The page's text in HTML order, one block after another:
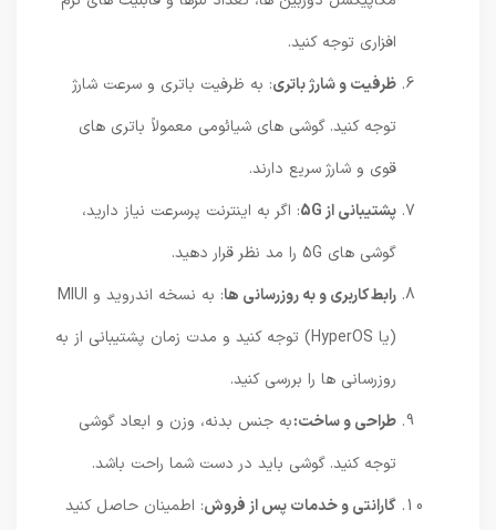
افزاری توجه کنید.
ظرفیت و شارژ باتری: به ظرفیت باتری و سرعت شارژ
توجه کنید. گوشی های شیائومی معمولاً باتری های
قوی و شارژ سریع دارند.
پشتیبانی از 5G
: اگر به اینترنت پرسرعت نیاز دارید،
گوشی های 5G را مد نظر قرار دهید.
رابط کاربری و به روزرسانی ها
: به نسخه اندروید و MIUI
(یا HyperOS) توجه کنید و مدت زمان پشتیبانی از به
روزرسانی ها را بررسی کنید.
طراحی و ساخت:به جنس بدنه، وزن و ابعاد گوشی
توجه کنید. گوشی باید در دست شما راحت باشد.
گارانتی و خدمات پس از فروش : اطمینان حاصل کنید